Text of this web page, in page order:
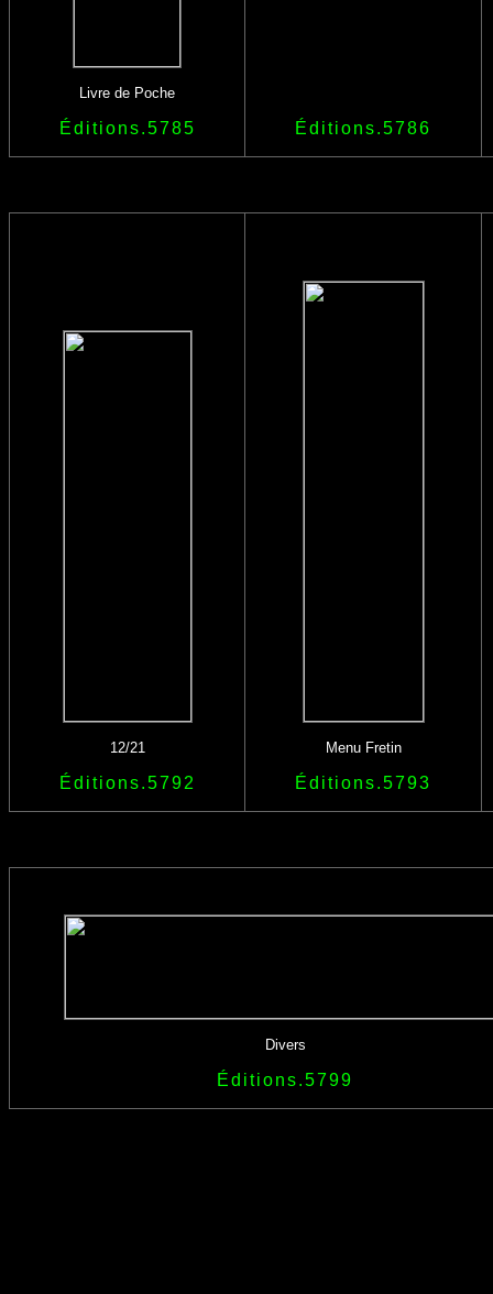
Livre de Poche
Éditions.5785 Éditions.5786
12/21 Menu Fretin
Éditions.5792 Éditions.5793
Divers
Éditions.5799